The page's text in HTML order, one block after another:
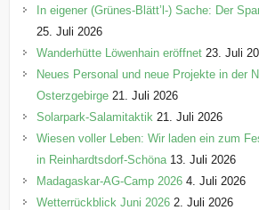
In eigener (Grünes-Blätt’l-) Sache: Der
25. Juli 2026
Wanderhütte Löwenhain eröffnet 23. Juli
Neues Personal und neue Projekte in der
Osterzgebirge 21. Juli 2026
Solarpark-Salamitaktik 21. Juli 2026
Wiesen voller Leben: Wir laden ein zum
in Reinhardtsdorf-Schöna 13. Juli 2026
Madagaskar-AG-Camp 2026 4. Juli 2026
Wetterrückblick Juni 2026 2. Juli 2026